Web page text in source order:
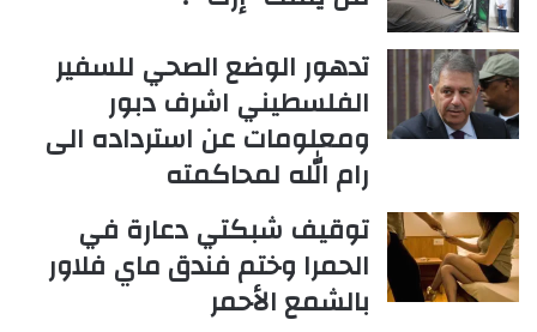
تدهور الوضع الصحي للسفير
الفلسطيني اشرف دبور
ومعلومات عن استرداده الى
رام الله لمحاكمته
توقيف شبكتي دعارة في
الحمرا وختم فندق ماي فلاور
بالشمع الأحمر